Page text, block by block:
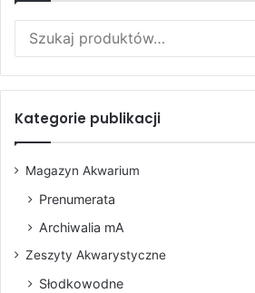
Kategorie publikacji
Magazyn Akwarium
Prenumerata
Archiwalia mA
Zeszyty Akwarystyczne
Słodkowodne